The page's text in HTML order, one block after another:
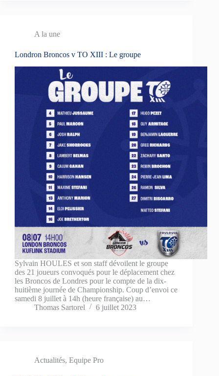
A la une
Londron Broncos v TO XIII : Le groupe
Sylvain HOULES et son staff dévoilent le groupe
des 21 joueurs convoqués pour le déplacement chez
les Broncos de Londres pour le compte de la dix-
huitième journée de Championship. Coup d’envoi ce
samedi 8 juillet à 14h (heure française) au…
Thomas Sartorel
6 juillet 2023
Actualités, Equipe Pro